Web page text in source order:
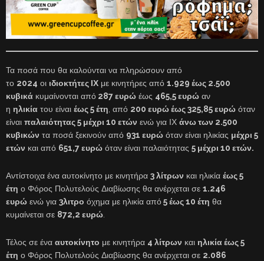
Τα ποσά που θα καλούνται να πληρώσουν από
το 2024 οι ιδιοκτήτες ΙΧ με κινητήρες από 1.929 έως 2.500
κυβικά κυμαίνονται από 287 ευρώ έως 465,5 ευρώ αν
η ηλικία του είναι έως 5 έτη, από 200 ευρώ έως 325,85 ευρώ όταν
είναι παλαιότητας 5 μέχρι 10 ετών ενώ για ΙΧ άνω των 2.500
κυβικών τα ποσά ξεκινούν από 931 ευρώ όταν είναι ηλικίας μέχρι 5
ετών και από 651,7 ευρώ όταν είναι παλαιότητας 5 μέχρι 10 ετών.
Αντίστοιχα ένα αυτοκίνητο με κινητήρα 3 λίτρων και ηλικία έως 5
έτη ο Φόρος Πολυτελούς Διαβίωσης θα ανέρχεται σε 1.246
ευρώ ενώ για 3λιτρο όχημα με ηλικία από5 έως 10 έτη θα
κυμαίνεται σε 872,2 ευρώ.
Τέλος σε ένα αυτοκίνητο με κινητήρα 4 λίτρων και ηλικία έως 5
έτη ο Φόρος Πολυτελούς Διαβίωσης θα ανέρχεται σε 2.086